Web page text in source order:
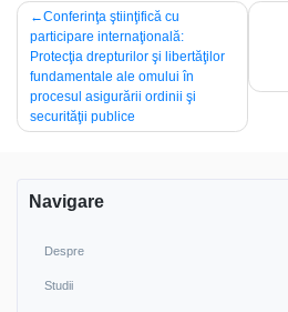
Navigare
în
articole
Conferinţa ştiinţifică cu
participare internaţională:
Protecţia drepturilor şi libertăţilor
fundamentale ale omului în
procesul asigurării ordinii şi
securităţii publice
Navigare
Despre
Studii